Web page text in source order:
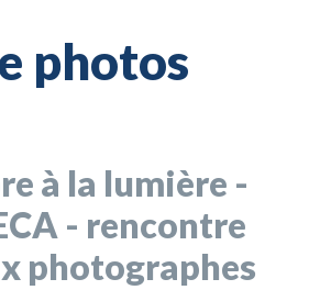
photos
à la lumière -
- rencontre
photographes